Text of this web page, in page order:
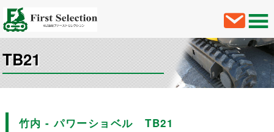
TB21
竹内 - パワーショベル TB21